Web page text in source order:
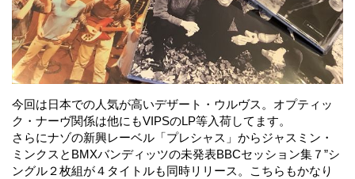
今回は日本での人気が高いデザート・ウルヴス。オプティッ
ク・ナーヴ関係は他にもVIPSのLP等入荷してます。
さらにナゾの新興レーベル「プレシャス」からジャスミン・
ミンクスとBMXバンディッツの未発表BBCセッション集７”シ
ングル２枚組が４タイトルも同時リリース。こちらもかなり